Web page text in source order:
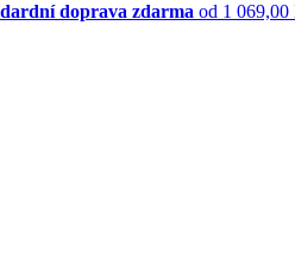
doprava zdarma od 1 069,00